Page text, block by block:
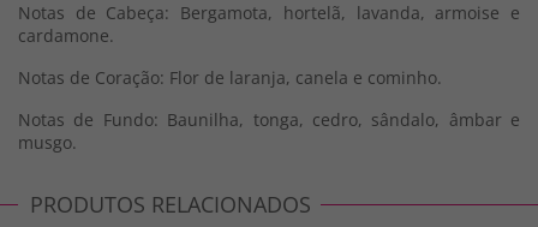
Notas de Cabeça: Bergamota, hortelã, lavanda, armoise e
cardamone.
Notas de Coração: Flor de laranja, canela e cominho.
Notas de Fundo: Baunilha, tonga, cedro, sândalo, âmbar e
musgo.
PRODUTOS RELACIONADOS